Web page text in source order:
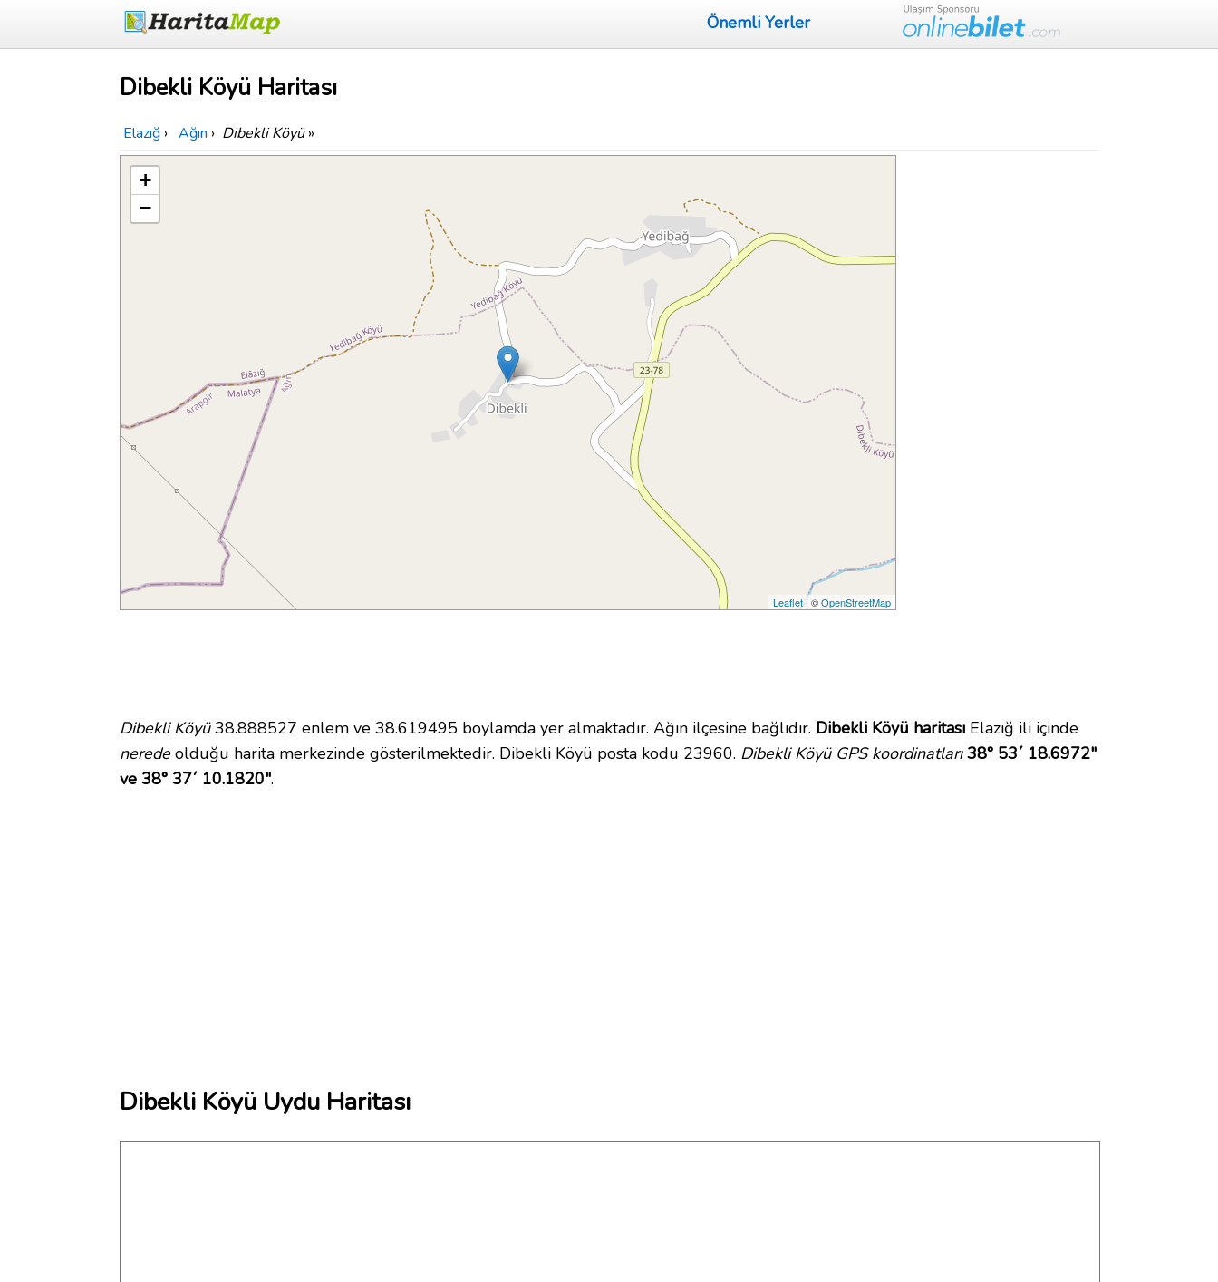
Önemli Yerler
Dibekli Köyü Haritası
Elazığ › Ağın › Dibekli Köyü»
+
−
Leaflet | ©OpenStreetMap
Dibekli Köyü38.888527 enlem ve 38.619495 boylamda yer almaktadır. Ağın ilçesine bağlıdır. Dibekli Köyü haritası Elazığ ili içinde
neredeolduğu harita merkezinde gösterilmektedir. Dibekli Köyü posta kodu 23960. Dibekli Köyü GPS koordinatları 38° 53´ 18.6972"
ve 38° 37´ 10.1820".
Dibekli Köyü Uydu Haritası